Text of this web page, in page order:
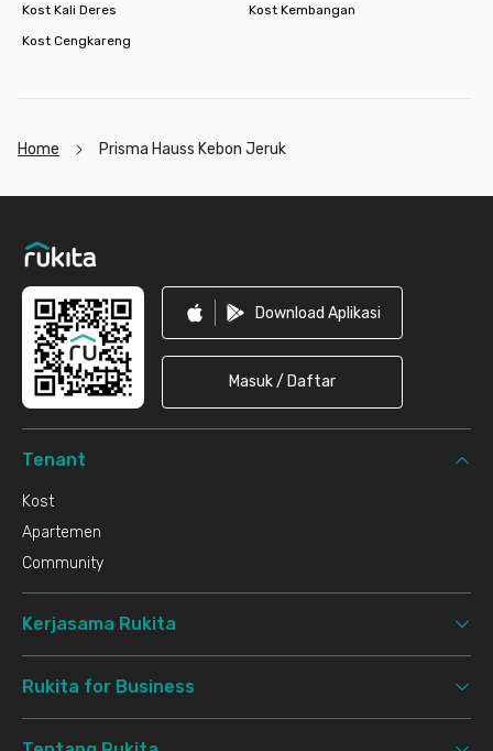
Kost Kali Deres
Kost Kembangan
Kost Cengkareng
Home Prisma Hauss Kebon Jeruk
Download Aplikasi
Masuk / Daftar
Tenant
Kost
Apartemen
Community
Kerjasama Rukita
Rukita for Business